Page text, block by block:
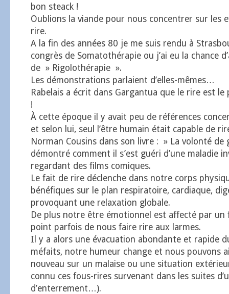
bon steack !
Oublions la viande pour nous concentrer sur les
rire.
A la fin des années 80 je me suis rendu à
congrès de Somatothérapie ou j’ai eu la chance
de » Rigolothérapie ».
Les démonstrations parlaient d’elles-mêmes…
Rabelais a écrit dans Gargantua que le rire est le
!
À cette époque il y avait peu de références
et selon lui, seul l’être humain était capable de
Norman Cousins dans son livre : » La volonté de
démontré comment il s’est guéri d’une maladie
regardant des films comiques.
Le fait de rire déclenche dans notre corps
bénéfiques sur le plan respiratoire, cardiaque,
provoquant une relaxation globale.
De plus notre être émotionnel est affecté par un
point parfois de nous faire rire aux larmes.
Il y a alors une évacuation abondante et rapide
méfaits, notre humeur change et nous pouvons
nouveau sur un malaise ou une situation
connu ces fous-rires survenant dans les suites
d’enterrement…).